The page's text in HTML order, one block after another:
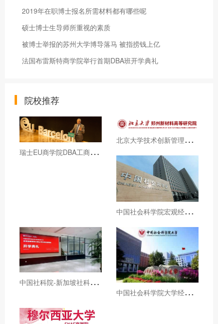
2019年在职博士报名所需材料都有哪些呢
硕士博士生导师所重视的素质
被博士举报的苏州大学博导落马 被指捞钱上亿
法国布雷斯特商学院举行首期DBA班开学典礼
院校推荐
瑞
士EU商学院DBA工商管理博士学位课程招生简章
北
京大学技术创新管理与数码营销和澳门旅游大学DBA招生简章（博士学位）
中
国社会科学院宏观经济与战略管理高级研修班招生简章
中
国社科院-新加坡社科大学全球战略领导力博士招生简章
中
国社会科学院大学经济学院国民经济学高级课程招生简章